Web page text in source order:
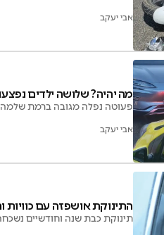
אבי יעקב
מה יהיה? שלושה ילדים
פעוטה נפלה מגובה ברמת שלמה, ילד בן 10 נפגע מרכב בי-ם, ותינוק נפל מחומה בבני ברק.
אבי יעקב
התינוקת אושפזה עם כוויות וחום
תינוקת כבת שנה וחודשיים